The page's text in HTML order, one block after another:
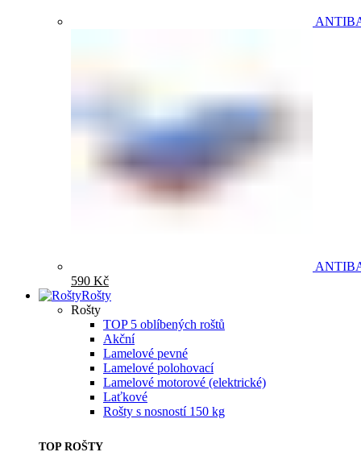
590 Kč
Rošty
Rošty
TOP 5 oblíbených roštů
Akční
Lamelové pevné
Lamelové polohovací
Lamelové motorové (elektrické)
Laťkové
Rošty s nosností 150 kg
TOP ROŠTY